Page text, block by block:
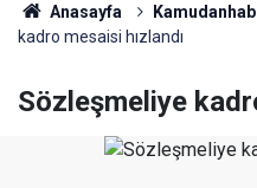
Anasayfa
kadro mesaisi hızlandı
Sözleşmeliye